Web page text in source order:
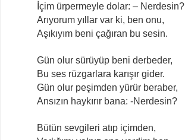
İçim ürpermeyle dolar: – Nerdesin?
Arıyorum yıllar var ki, ben onu,
Aşıkıyım beni çağıran bu sesin.
Gün olur sürüyüp beni derbeder,
Bu ses rüzgarlara karışır gider.
Gün olur peşimden yürür beraber,
Ansızın haykırır bana: -Nerdesin?
Bütün sevgileri atıp içimden,